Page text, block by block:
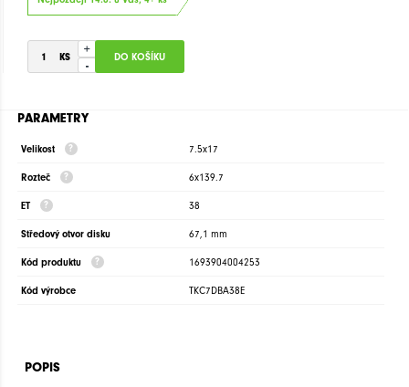
+
-
PARAMETRY
Velikost 7.5x17
Rozteč 6x139.7
ET 38
Středový otvor disku 67,1 mm
Kód produktu 1693904004253
Kód výrobce TKC7DBA38E
POPIS